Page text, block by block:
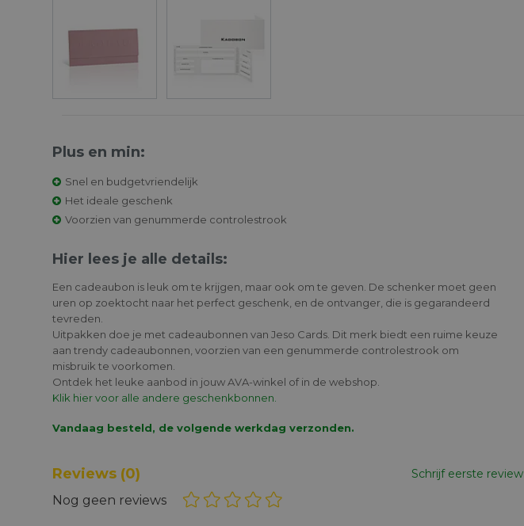
Plus en min:
Snel en budgetvriendelijk
Het ideale geschenk
Voorzien van genummerde controlestrook
Hier lees je alle details:
Een cadeaubon is leuk om te krijgen, maar ook om te geven. De schenker moet geen
uren op zoektocht naar het perfect geschenk, en de ontvanger, die is gegarandeerd
tevreden.
Uitpakken doe je met cadeaubonnen van Jeso Cards. Dit merk biedt een ruime keuze
aan trendy cadeaubonnen, voorzien van een genummerde controlestrook om
misbruik te voorkomen.
Ontdek het leuke aanbod in jouw AVA-winkel of in de webshop.
Klik hier voor alle andere geschenkbonnen.
Vandaag besteld, de volgende werkdag verzonden.
Reviews (0) Schrijf eerste review
Nog geen reviews